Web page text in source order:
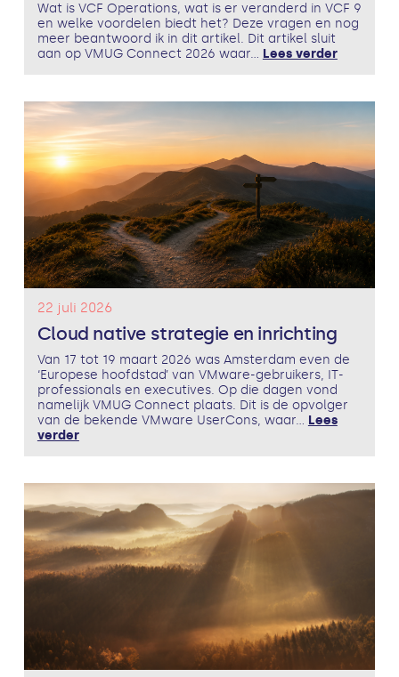
Wat is VCF Operations, wat is er veranderd in VCF 9
en welke voordelen biedt het? Deze vragen en nog
meer beantwoord ik in dit artikel. Dit artikel sluit
aan op VMUG Connect 2026 waar... Lees verder
22 juli 2026
Cloud native strategie en inrichting
Van 17 tot 19 maart 2026 was Amsterdam even de
‘Europese hoofdstad’ van VMware-gebruikers, IT-
professionals en executives. Op die dagen vond
namelijk VMUG Connect plaats. Dit is de opvolger
van de bekende VMware UserCons, waar... Lees
verder